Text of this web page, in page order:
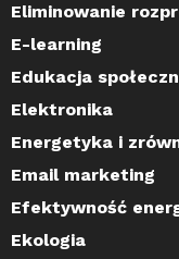
Eliminowanie
E-learning
Edukacja
Elektronika
Energetyka i
Email marketing
Efektywność
Ekologia